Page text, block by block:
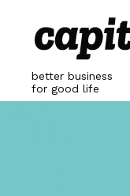
content
better business
for good life